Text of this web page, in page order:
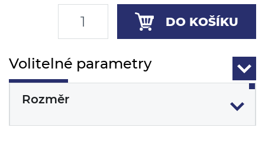
DO KOŠÍKU
Volitelné parametry
Rozměr